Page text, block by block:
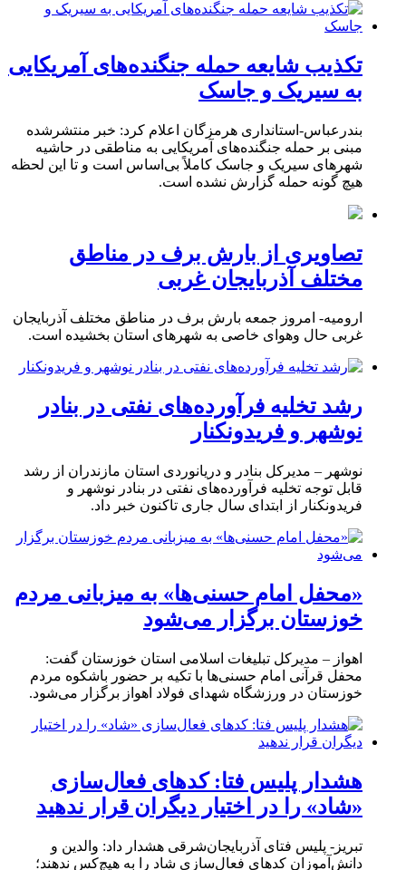
تکذیب شایعه حمله جنگنده‌های آمریکایی
به سیریک و جاسک
بندرعباس-استانداری هرمزگان اعلام کرد: خبر منتشرشده
مبنی بر حمله جنگنده‌های آمریکایی به مناطقی در حاشیه
شهرهای سیریک و جاسک کاملاً بی‌اساس است و تا این لحظه
هیچ گونه حمله گزارش نشده است.
تصاویری از بارش برف در مناطق
مختلف آذربایجان غربی
ارومیه- امروز جمعه بارش برف در مناطق مختلف آذربایجان
غربی حال وهوای خاصی به شهرهای استان بخشیده است.
رشد تخلیه فرآورده‌های نفتی در بنادر
نوشهر و فریدونکنار
نوشهر – مدیرکل بنادر و دریانوردی استان مازندران از رشد
قابل توجه تخلیه فرآورده‌های نفتی در بنادر نوشهر و
فریدونکنار از ابتدای سال جاری تاکنون خبر داد.
«محفل امام حسنی‌ها» به میزبانی مردم
خوزستان برگزار می‌شود
اهواز – مدیرکل تبلیغات اسلامی استان خوزستان گفت:
محفل قرآنی امام حسنی‌ها با تکیه بر حضور باشکوه مردم
خوزستان در ورزشگاه شهدای فولاد اهواز برگزار می‌شود.
هشدار پلیس فتا: کدهای فعال‌سازی
«شاد» را در اختیار دیگران قرار ندهید
تبریز- پلیس فتای آذربایجان‌شرقی هشدار داد: والدین و
دانش‌آموزان کدهای فعال‌سازی شاد را به هیچ‌کس ندهند؛